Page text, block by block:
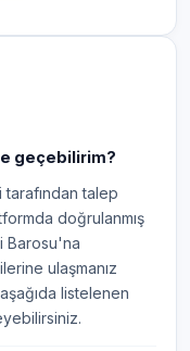
geçebilirim?
talep
doğrulanmış
Barosu'na
ulaşmanız
listelenen